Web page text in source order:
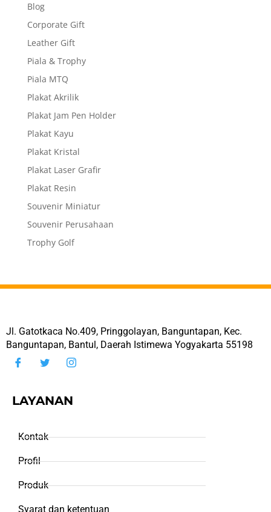
Blog
Corporate Gift
Leather Gift
Piala & Trophy
Piala MTQ
Plakat Akrilik
Plakat Jam Pen Holder
Plakat Kayu
Plakat Kristal
Plakat Laser Grafir
Plakat Resin
Souvenir Miniatur
Souvenir Perusahaan
Trophy Golf
Jl. Gatotkaca No.409, Pringgolayan, Banguntapan, Kec.
Banguntapan, Bantul, Daerah Istimewa Yogyakarta 55198
LAYANAN
Kontak
Profil
Produk
Syarat dan ketentuan